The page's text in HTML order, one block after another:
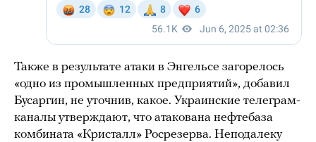
Также в результате атаки в Энгельсе загорелось
«одно из промышленных предприятий», добавил
Бусаргин, не уточнив, какое. Украинские телеграм-
каналы утверждают, что атакована нефтебаза
комбината «Кристалл» Росрезерва. Неподалеку